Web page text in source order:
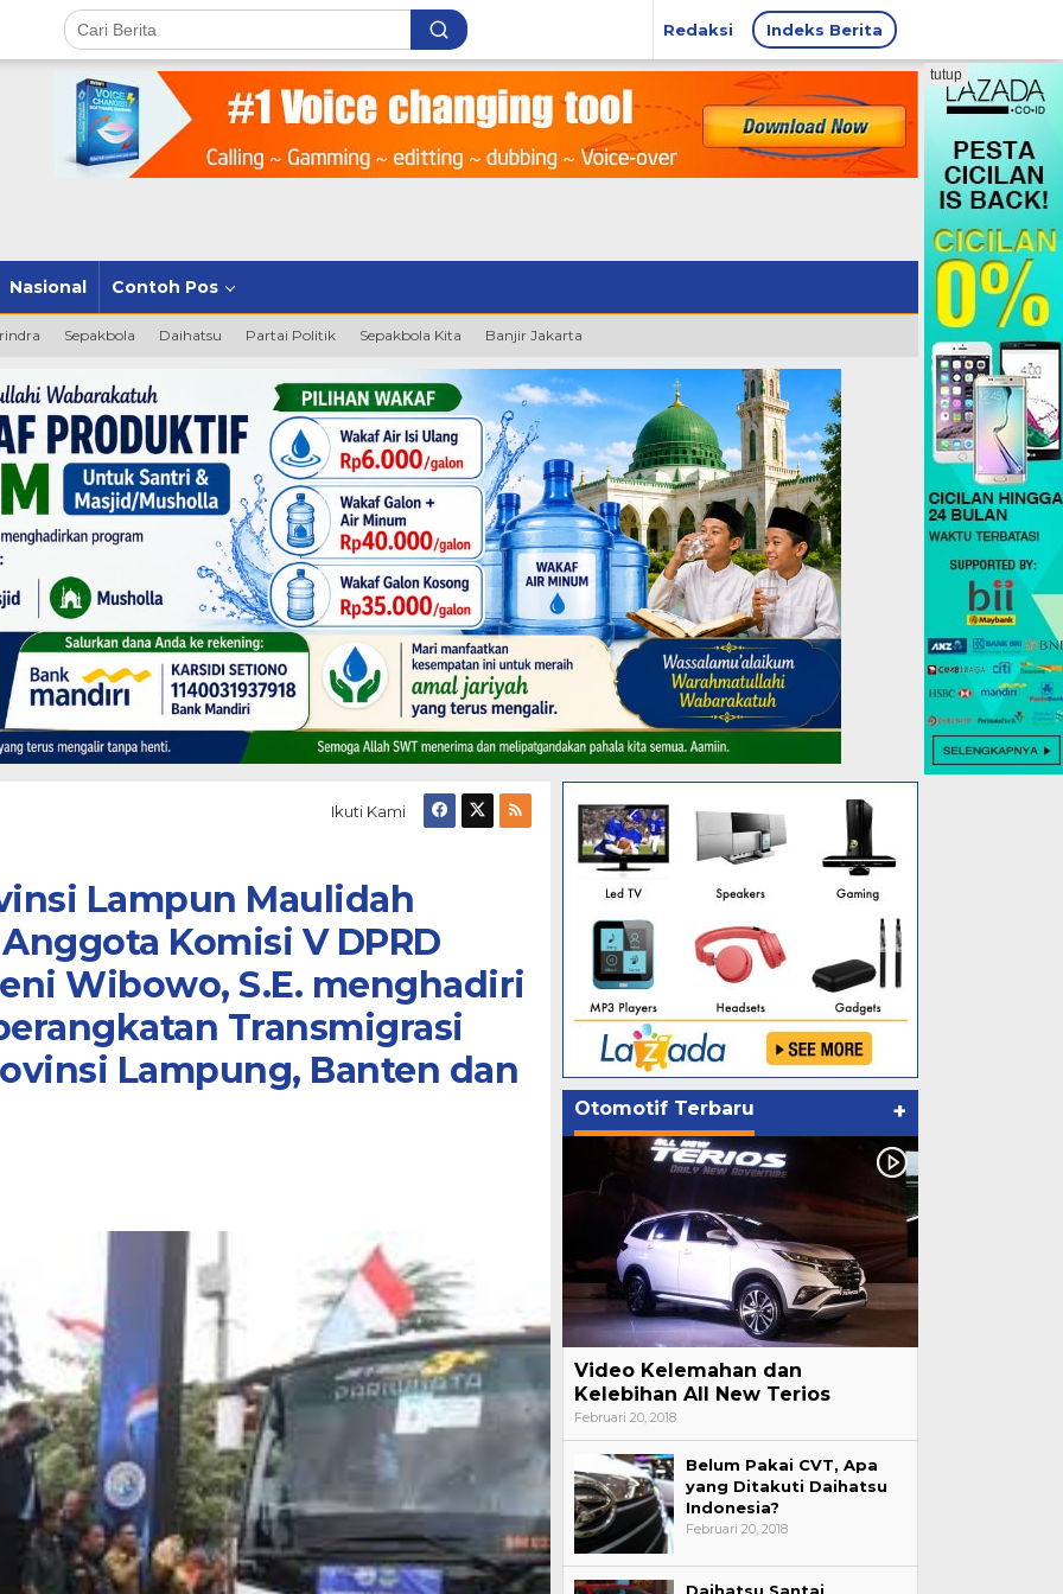
Redaksi Indeks Berita
Nasional Contoh Pos
Sepakbola Daihatsu Partai Politik Sepakbola Kita Banjir Jakarta
tutup
Ikuti Kami
Lampun Maulidah
Komisi V DPRD
Wibowo, S.E. menghadiri
Transmigrasi
Lampung, Banten dan
Otomotif Terbaru +
Video Kelemahan dan
Kelebihan All New Terios
Februari 20, 2018
Belum Pakai CVT, Apa
yang Ditakuti Daihatsu
Indonesia?
Februari 20, 2018